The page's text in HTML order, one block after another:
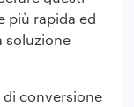
più rapida ed
soluzione
conversione